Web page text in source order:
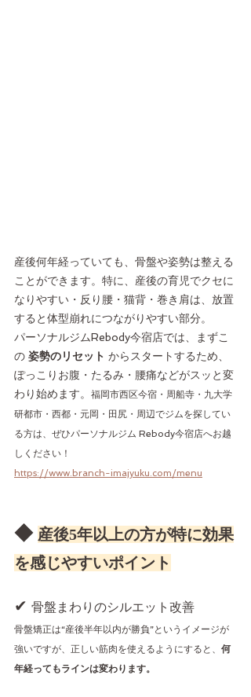
産後何年経っていても、骨盤や姿勢は整える
ことができます。特に、産後の育児でクセに
なりやすい・反り腰・猫背・巻き肩は、放置
すると体型崩れにつながりやすい部分。
パーソナルジムRebody今宿店では、まずこ
の 姿勢のリセット からスタートするため、
ぽっこりお腹・たるみ・腰痛などがスッと変
わり始めます。 福岡市西区今宿・周船寺・九大学
研都市・西都・元岡・田尻・周辺でジムを探してい
る方は、ぜひパーソナルジム Rebody今宿店へお越
しください！
https://www.branch-imajyuku.com/menu
◆ 産後5年以上の方が特に効果
を感じやすいポイント
✔ 骨盤まわりのシルエット改善
骨盤矯正は“産後半年以内が勝負”というイメージが
強いですが、正しい筋肉を使えるようにすると、 何
年経ってもラインは変わります。